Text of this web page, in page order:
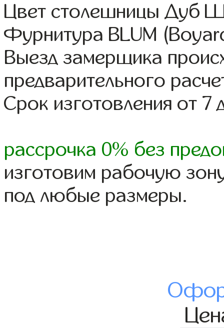
Цвет столешницы Дуб
Фурнитура BLUM
Выезд замерщика
предварительного
Срок изготовления от 7
рассрочка 0% без
изготовим рабочую
под любые размеры.